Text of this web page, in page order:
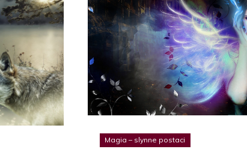
Magia – slynne postaci